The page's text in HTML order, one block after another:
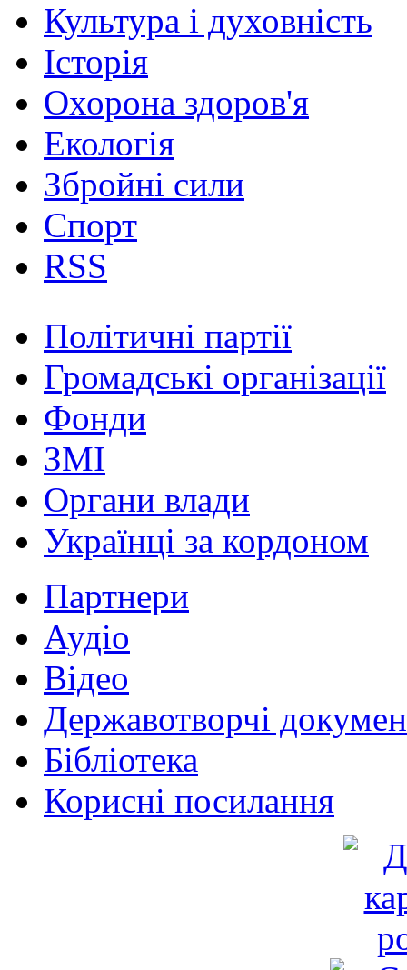
Культура і духовність
Історія
Охорона здоров'я
Екологія
Збройні сили
Спорт
RSS
Політичні партії
Громадські організації
Фонди
ЗМІ
Органи влади
Українці за кордоном
Партнери
Аудіо
Відео
Державотворчі
Бібліотека
Корисні посилання